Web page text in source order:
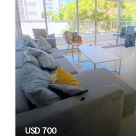
USD 700